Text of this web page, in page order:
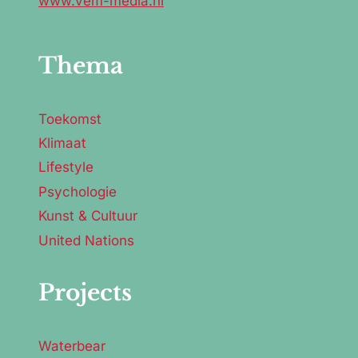
Thema
Toekomst
Klimaat
Lifestyle
Psychologie
Kunst & Cultuur
United Nations
Projects
Waterbear